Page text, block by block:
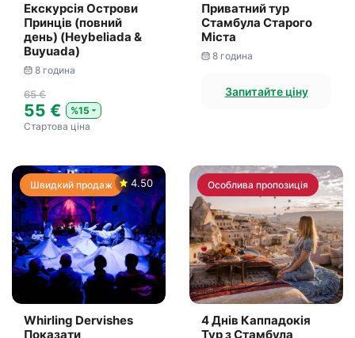
Екскурсія Острови
Принців (повний
день) (Heybeliada &
Buyuada)
8 година
65 €
55 €
%15
Стартова ціна
Приватний тур
Стамбула Старого
Міста
8 година
Запитайте ціну
Швидкий продаж 4.50
Whirling Dervishes
Показати
Особлива пропозиція
4 Днів Каппадокія
Тур з Стамбула